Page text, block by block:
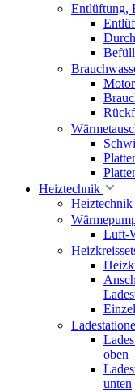
Entlüftung,
Heiztechnik
Heiztechnik
Luft-
oben
unten